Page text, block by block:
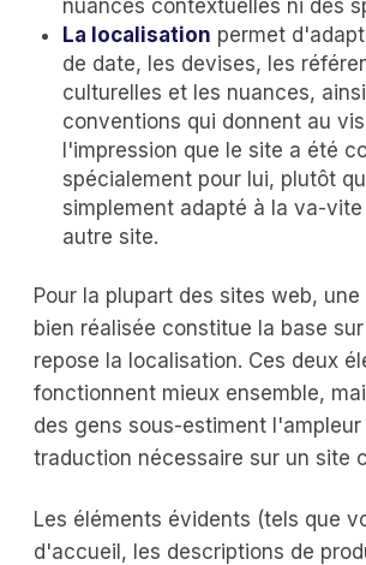
nuances contextuelles ni des
La localisation permet
de date, les devises, les
culturelles et les nuances,
conventions qui donnent au
l'impression que le site a été
spécialement pour lui, plutôt
simplement adapté à la va-
autre site.
Pour la plupart des sites web,
bien réalisée constitue la base
repose la localisation. Ces deux
fonctionnent mieux ensemble,
des gens sous-estiment
traduction nécessaire sur un site
Les éléments évidents (tels que
d'accueil, les descriptions de